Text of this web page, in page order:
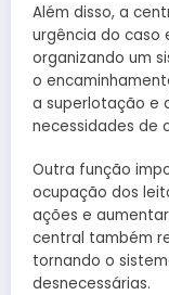
Além disso, a
urgência do caso
organizando um
o
a superlotação e
necessidades de
Outra função
ocupação dos
ações e
central também
tornando o
desnecessárias.